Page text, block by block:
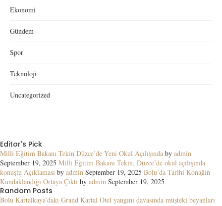
Ekonomi
Gündem
Spor
Teknoloji
Uncategorized
Editor's Pick
Milli Eğitim Bakanı Tekin Düzce’de Yeni Okul Açılışında by admin
September 19, 2025 Milli Eğitim Bakanı Tekin, Düzce’de okul açılışında
konuştu Açıklaması by admin September 19, 2025 Bolu’da Tarihi Konağın
Kundaklandığı Ortaya Çıktı by admin September 19, 2025
Random Posts
Bolu Kartalkaya’daki Grand Kartal Otel yangını davasında müşteki beyanları